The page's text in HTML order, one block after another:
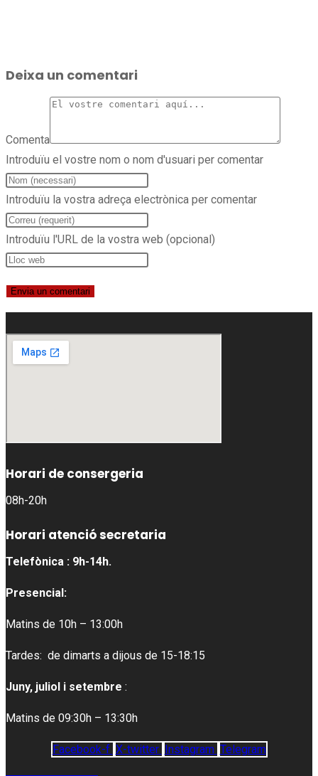
Deixa un comentari
Comenta
Introduïu el vostre nom o nom d'usuari per comentar
Introduïu la vostra adreça electrònica per comentar
Introduïu l'URL de la vostra web (opcional)
Horari de consergeria
08h-20h
Horari atenció secretaria
Telefònica : 9h-14h.
Presencial:
Matins de 10h – 13:00h
Tardes: de dimarts a dijous de 15-18:15
Juny, juliol i setembre :
Matins de 09:30h – 13:30h
Facebook-f X-twitter Instagram Telegram